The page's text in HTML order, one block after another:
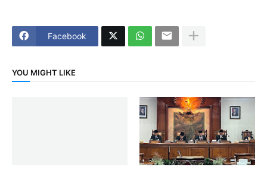
Facebook
YOU MIGHT LIKE